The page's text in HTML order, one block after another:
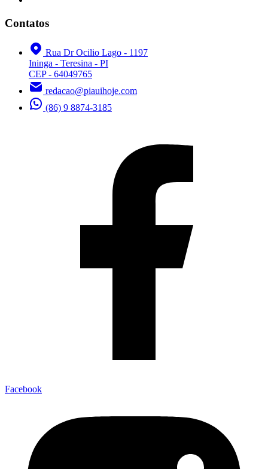
Contatos
Rua Dr Ocilio Lago - 1197
Ininga - Teresina - PI
CEP - 64049765
redacao@piauihoje.com
(86) 9 8874-3185
Facebook